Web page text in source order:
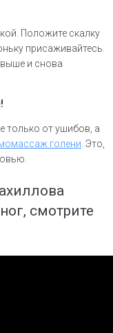
Положите скалку
присаживайтесь.
выше и снова
только от ушибов, а
голени. Это,
смотрите